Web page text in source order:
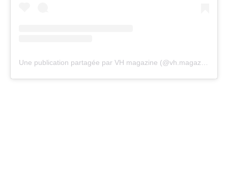
Une publication partagée par VH magazine (@vh.magazine)